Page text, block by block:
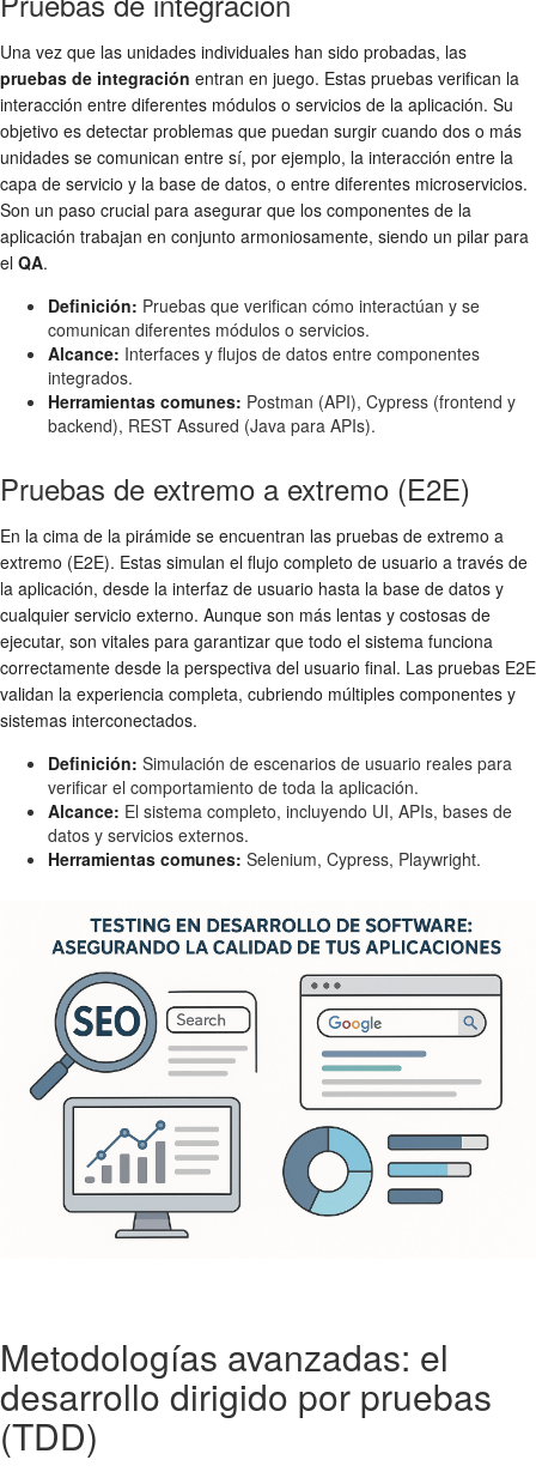
Una vez que las unidades individuales han sido probadas, las
pruebas de integración entran en juego. Estas pruebas verifican la
interacción entre diferentes módulos o servicios de la aplicación. Su
objetivo es detectar problemas que puedan surgir cuando dos o más
unidades se comunican entre sí, por ejemplo, la interacción entre la
capa de servicio y la base de datos, o entre diferentes microservicios.
Son un paso crucial para asegurar que los componentes de la
aplicación trabajan en conjunto armoniosamente, siendo un pilar para
el QA.
Definición: Pruebas que verifican cómo interactúan y se
comunican diferentes módulos o servicios.
Alcance: Interfaces y flujos de datos entre componentes
integrados.
Herramientas comunes: Postman (API), Cypress (frontend y
backend), REST Assured (Java para APIs).
Pruebas de extremo a extremo (E2E)
En la cima de la pirámide se encuentran las pruebas de extremo a
extremo (E2E). Estas simulan el flujo completo de usuario a través de
la aplicación, desde la interfaz de usuario hasta la base de datos y
cualquier servicio externo. Aunque son más lentas y costosas de
ejecutar, son vitales para garantizar que todo el sistema funciona
correctamente desde la perspectiva del usuario final. Las pruebas E2E
validan la experiencia completa, cubriendo múltiples componentes y
sistemas interconectados.
Definición: Simulación de escenarios de usuario reales para
verificar el comportamiento de toda la aplicación.
Alcance: El sistema completo, incluyendo UI, APIs, bases de
datos y servicios externos.
Herramientas comunes: Selenium, Cypress, Playwright.
Metodologías avanzadas: el
desarrollo dirigido por pruebas
(TDD)